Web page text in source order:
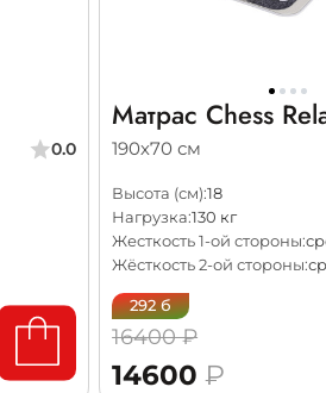
0.0
Матрас Chess
190х70 см
Высота (см):18
Нагрузка:130 кг
Жесткость 1-ой стороны:
Жёсткость 2-ой стороны:
292 б
16400 ₽
14600 ₽